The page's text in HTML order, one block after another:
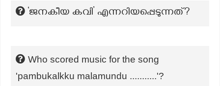
‘ജനകീയ കവി’ എന്നറിയപ്പെടുന്നത്?
Who scored music for the song
'pambukalkku malamundu ...........'?